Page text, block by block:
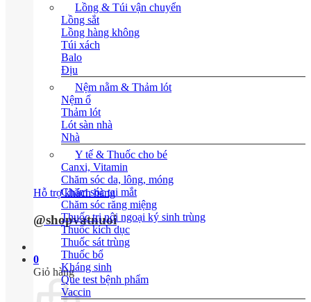
Hỗ trợ khách hàng
@shopvatnuoi
0
Giỏ hàng
Lồng & Túi vận chuyển
Lồng sắt
Lồng hàng không
Túi xách
Balo
Địu
Nệm nằm & Thảm lót
Nệm ổ
Thảm lót
Lót sàn nhà
Nhà
Y tế & Thuốc cho bé
Canxi, Vitamin
Chăm sóc da, lông, móng
Chăm sóc tai mắt
Chăm sóc răng miệng
Thuốc trị nội ngoại ký sinh trùng
Thuốc kích dục
Thuốc sát trùng
Thuốc bổ
Kháng sinh
Que test bệnh phẩm
Vaccin